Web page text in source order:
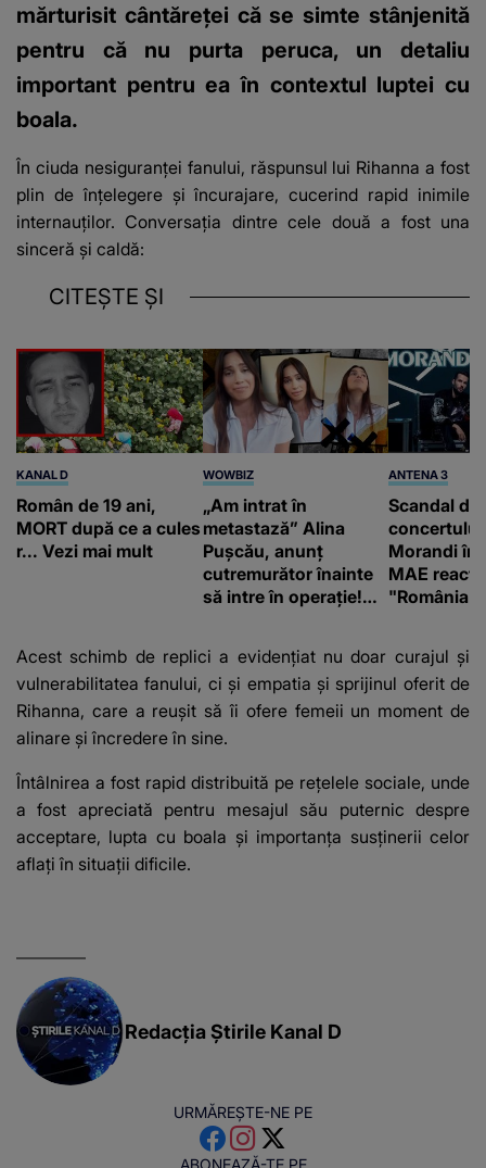
mărturisit cântăreței că se simte stânjenită
pentru că nu purta peruca, un detaliu
important pentru ea în contextul luptei cu
boala.
În ciuda nesiguranței fanului, răspunsul lui Rihanna a fost
plin de înțelegere și încurajare, cucerind rapid inimile
internauților. Conversația dintre cele două a fost una
sinceră și caldă:
CITEȘTE ȘI
KANAL D
Român de 19 ani,
MORT după ce a cules
r... Vezi mai mult
WOWBIZ
„Am intrat în
metastază” Alina
Pușcău, anunț
cutremurător înainte
să intre în operație!
fanilor
ANTENA 3
Scandal
Morandi în
MAE
"România
Acest schimb de replici a evidențiat nu doar curajul și
vulnerabilitatea fanului, ci și empatia și sprijinul oferit de
Rihanna, care a reușit să îi ofere femeii un moment de
alinare și încredere în sine.
Întâlnirea a fost rapid distribuită pe rețelele sociale, unde
a fost apreciată pentru mesajul său puternic despre
acceptare, lupta cu boala și importanța susținerii celor
aflați în situații dificile.
Redacția Știrile Kanal D
URMĂREȘTE-NE PE